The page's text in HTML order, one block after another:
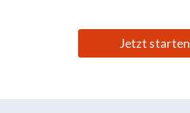
Jetzt starten